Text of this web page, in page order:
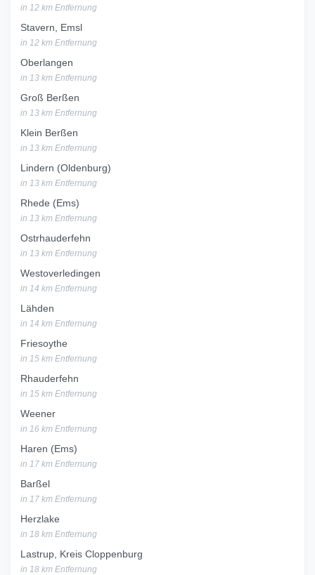
in 12 km Entfernung
Stavern, Emsl
in 12 km Entfernung
Oberlangen
in 13 km Entfernung
Groß Berßen
in 13 km Entfernung
Klein Berßen
in 13 km Entfernung
Lindern (Oldenburg)
in 13 km Entfernung
Rhede (Ems)
in 13 km Entfernung
Ostrhauderfehn
in 13 km Entfernung
Westoverledingen
in 14 km Entfernung
Lähden
in 14 km Entfernung
Friesoythe
in 15 km Entfernung
Rhauderfehn
in 15 km Entfernung
Weener
in 16 km Entfernung
Haren (Ems)
in 17 km Entfernung
Barßel
in 17 km Entfernung
Herzlake
in 18 km Entfernung
Lastrup, Kreis Cloppenburg
in 18 km Entfernung